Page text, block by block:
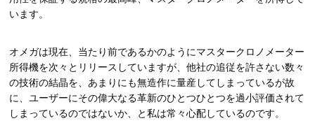
います。
オメガは現在、当たり前であるかのようにマスタークロノメーター
所得機を次々とリリースしていますが、他社の追従を許さない数々
の技術の結晶を、あまりにも無造作に量産してしまっているが故
に、ユーザーにその偉大なる革新のひとつひとつを過小評価されて
しまっているのではないか、と私は常々心配しているのです。